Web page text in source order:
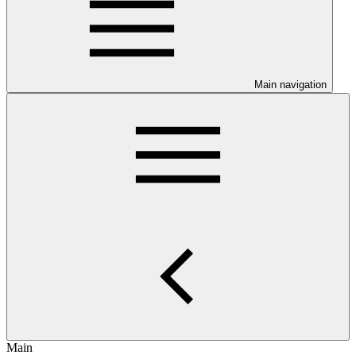
Main navigation
Main